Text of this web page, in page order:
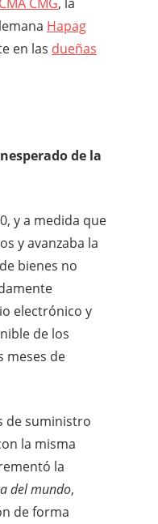
Hapag
en las dueñas
de la
y a medida que
y avanzaba la
bienes no
electrónico y
de los
meses de
de suministro
la misma
la
del mundo,
de forma